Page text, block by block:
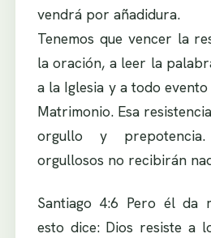
vendrá por añadidura.
Tenemos que vencer la
la oración, a leer la
a la Iglesia y a todo
Matrimonio. Esa
orgullo y
orgullosos no recibirán
Santiago 4:6 Pero él da
esto dice: Dios resiste a